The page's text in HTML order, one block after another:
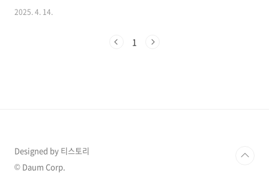
월 3일, 새로운 대통령을 뽑기 위해 투표소로 향하게 됩니다.이번 글에서
부까지, 꼭 알아야 할 주요 정보를 정리해 드립니다. 목차1. 2025 조기 대
2025. 4. 14.
1
Designed by 티스토리
© Daum Corp.